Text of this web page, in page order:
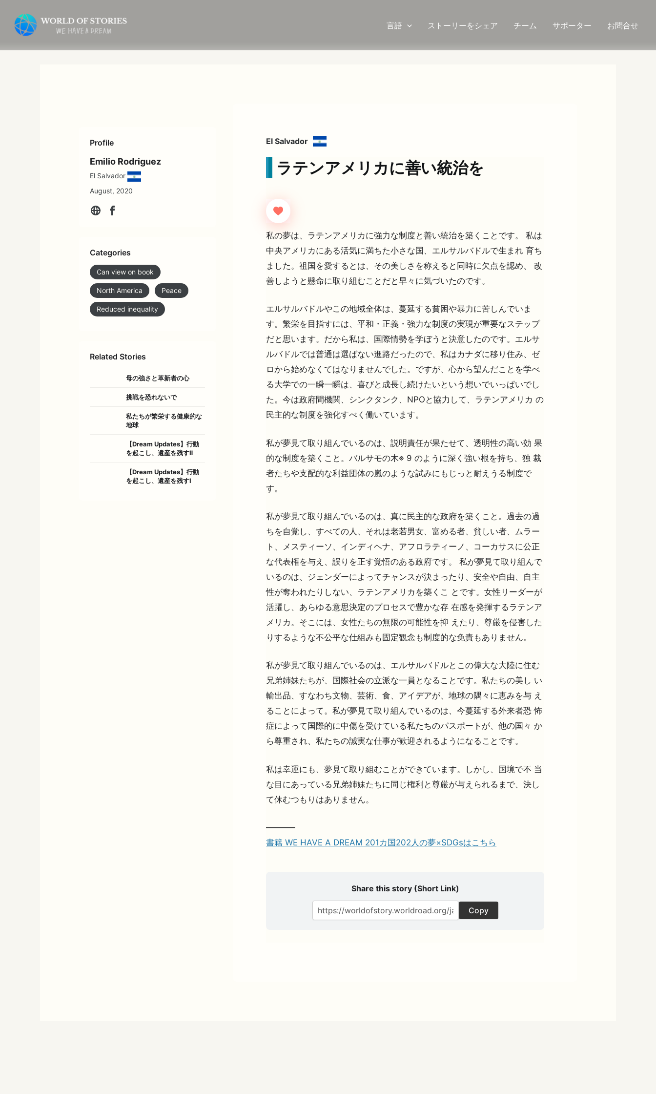
言語 ストーリーをシェア チーム サポーター お問合せ
Profile
Emilio Rodriguez
El Salvador
August, 2020
Categories
Can view on book
North America Peace
Reduced inequality
Related Stories
母の強さと革新者の心
挑戦を恐れないで
私たちが繁栄する健康的な
地球
【Dream Updates】行動
を起こし、遺産を残すⅡ
【Dream Updates】行動
を起こし、遺産を残すⅠ
El Salvador
ラテンアメリカに善い統治を
私の夢は、ラテンアメリカに強力な制度と善い統治を築くことです。 私は
中央アメリカにある活気に満ちた小さな国、エルサルバドルで生まれ 育ち
ました。祖国を愛するとは、その美しさを称えると同時に欠点を認め、 改
善しようと懸命に取り組むことだと早々に気づいたのです。
エルサルバドルやこの地域全体は、蔓延する貧困や暴力に苦しんでいま
す。繁栄を目指すには、平和・正義・強力な制度の実現が重要なステップ
だと思います。だから私は、国際情勢を学ぼうと決意したのです。エルサ
ルバドルでは普通は選ばない進路だったので、私はカナダに移り住み、ゼ
ロから始めなくてはなりませんでした。ですが、心から望んだことを学べ
る大学での一瞬一瞬は、喜びと成長し続けたいという想いでいっぱいでし
た。今は政府間機関、シンクタンク、NPOと協力して、ラテンアメリカ の
民主的な制度を強化すべく働いています。
私が夢見て取り組んでいるのは、説明責任が果たせて、透明性の高い効 果
的な制度を築くこと。バルサモの木※ 9 のように深く強い根を持ち、独 裁
者たちや支配的な利益団体の嵐のような試みにもじっと耐えうる制度で
す。
私が夢見て取り組んでいるのは、真に民主的な政府を築くこと。過去の過
ちを自覚し、すべての人、それは老若男女、富める者、貧しい者、ムラー
ト、メスティーソ、インディヘナ、アフロラティーノ、コーカサスに公正
な代表権を与え、誤りを正す覚悟のある政府です。 私が夢見て取り組んで
いるのは、ジェンダーによってチャンスが決まったり、安全や自由、自主
性が奪われたりしない、ラテンアメリカを築くこ とです。女性リーダーが
活躍し、あらゆる意思決定のプロセスで豊かな存 在感を発揮するラテンア
メリカ。そこには、女性たちの無限の可能性を抑 えたり、尊厳を侵害した
りするような不公平な仕組みも固定観念も制度的な免責もありません。
私が夢見て取り組んでいるのは、エルサルバドルとこの偉大な大陸に住む
兄弟姉妹たちが、国際社会の立派な一員となることです。私たちの美し い
輸出品、すなわち文物、芸術、食、アイデアが、地球の隅々に恵みを与 え
ることによって。私が夢見て取り組んでいるのは、今蔓延する外来者恐 怖
症によって国際的に中傷を受けている私たちのパスポートが、他の国々 か
ら尊重され、私たちの誠実な仕事が歓迎されるようになることです。
私は幸運にも、夢見て取り組むことができています。しかし、国境で不 当
な目にあっている兄弟姉妹たちに同じ権利と尊厳が与えられるまで、決し
て休むつもりはありません。
———–
書籍 WE HAVE A DREAM 201カ国202人の夢×SDGsはこちら
Share this story (Short Link)
Copy